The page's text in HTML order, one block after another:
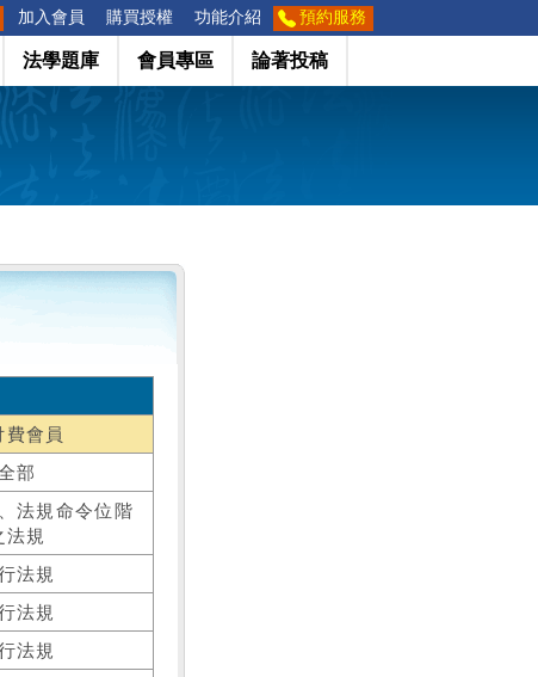
加入會員 購買授權 功能介紹 預約服務
法學題庫 會員專區 論著投稿
費會員
部
法規命令位階
法規
法規
法規
法規